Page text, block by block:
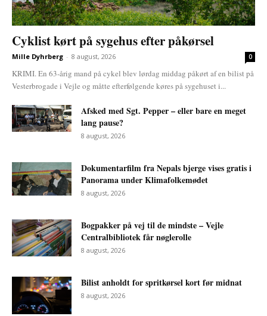
Cyklist kørt på sygehus efter påkørsel
Mille Dyhrberg - 8 august, 2026 0
KRIMI. En 63-årig mand på cykel blev lørdag middag påkørt af en bilist på
Vesterbrogade i Vejle og måtte efterfølgende køres på sygehuset i...
Afsked med Sgt. Pepper – eller bare en meget
lang pause?
8 august, 2026
Dokumentarfilm fra Nepals bjerge vises gratis i
Panorama under Klimafolkemødet
8 august, 2026
Bogpakker på vej til de mindste – Vejle
Centralbibliotek får nøglerolle
8 august, 2026
Bilist anholdt for spritkørsel kort før midnat
8 august, 2026